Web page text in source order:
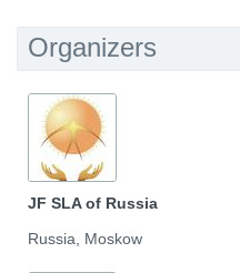
Organizers
JF SLA of Russia
Russia, Moskow